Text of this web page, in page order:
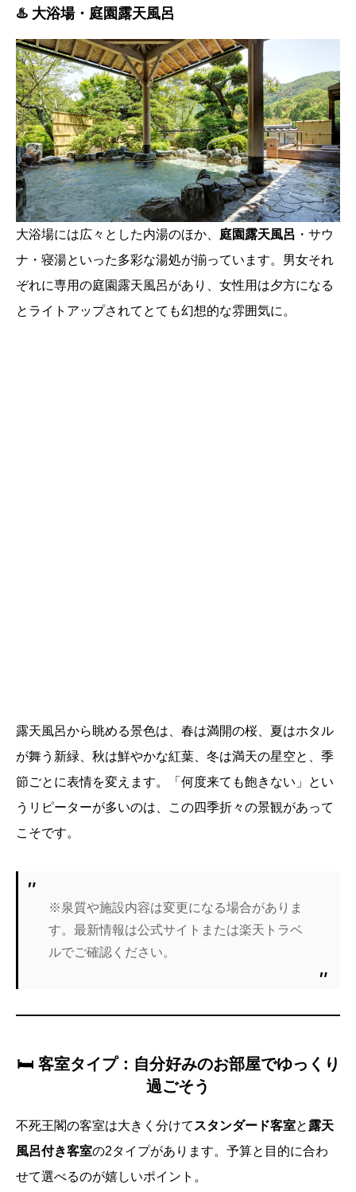
♨️ 大浴場・庭園露天風呂
大浴場には広々とした内湯のほか、 庭園露天風呂 ・サウ
ナ・寝湯といった多彩な湯処が揃っています。男女それ
ぞれに専用の庭園露天風呂があり、女性用は夕方になる
とライトアップされてとても幻想的な雰囲気に。
露天風呂から眺める景色は、春は満開の桜、夏はホタル
が舞う新緑、秋は鮮やかな紅葉、冬は満天の星空と、季
節ごとに表情を変えます。「何度来ても飽きない」とい
うリピーターが多いのは、この四季折々の景観があって
こそです。
※泉質や施設内容は変更になる場合がありま
す。最新情報は公式サイトまたは楽天トラベ
ルでご確認ください。
🛏️ 客室タイプ：自分好みのお部屋でゆっくり
過ごそう
不死王閣の客室は大きく分けて スタンダード客室と 露天
風呂付き客室の2タイプがあります。予算と目的に合わ
せて選べるのが嬉しいポイント。